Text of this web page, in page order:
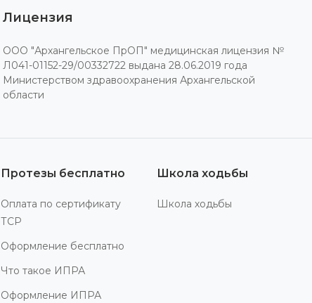
Лицензия
ООО "Архангельское ПрОП" медицинская лицензия №
Л041-01152-29/00332722 выдана 28.06.2019 года
Министерством здравоохранения Архангельской
области
Протезы бесплатно
Оплата по сертификату
ТСР
Оформление бесплатно
Что такое ИПРА
Оформление ИПРА
Школа ходьбы
Школа ходьбы